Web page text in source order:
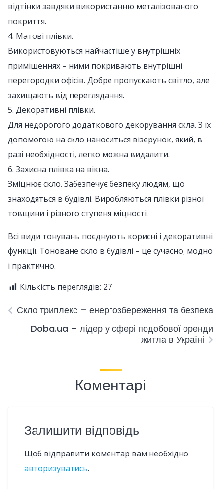
відтінки завдяки використанню металізованого
покриття.
4. Матові плівки.
Використовуються найчастіше у внутрішніх
приміщеннях – ними покривають внутрішні
перегородки офісів. Добре пропускають світло, але
захищають від переглядання.
5. Декоративні плівки.
Для недорогого додаткового декорування скла. З їх
допомогою на скло наноситься візерунок, який, в
разі необхідності, легко можна видалити.
6. Захисна плівка на вікна.
Зміцнює скло. Забезпечує безпеку людям, що
знаходяться в будівлі. Виробляються плівки різної
товщини і різного ступеня міцності.
Всі види тонувань поєднують корисні і декоративні
функції. Тоноване скло в будівлі – це сучасно, модно
і практично.
Кількість переглядів: 27
Скло триплекс – енергозбереження та безпека
Doba.ua – лідер у сфері подобової оренди
житла в Україні
Коментарі
Залишити відповідь
Щоб відправити коментар вам необхідно
авторизуватись.